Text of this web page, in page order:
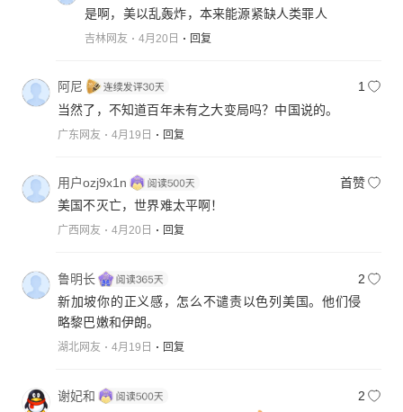
是啊，美以乱轰炸，本来能源紧缺人类罪人
吉林网友 4月20日 回复
阿尼
1
当然了，不知道百年未有之大变局吗？中国说的。
广东网友 4月19日 回复
用户ozj9x1n
首赞
美国不灭亡，世界难太平啊！
广西网友 4月20日 回复
鲁明长
2
新加坡你的正义感，怎么不谴责以色列美国。他们侵
略黎巴嫩和伊朗。
湖北网友 4月19日 回复
谢妃和
2